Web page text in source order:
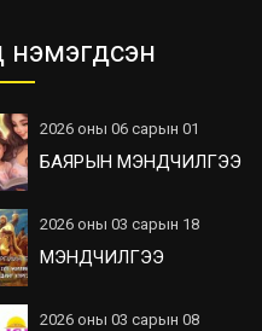
нэмэгдсэн
2026 оны 06 сарын 01
БАЯРЫН МЭНДЧИЛГЭЭ
2026 оны 03 сарын 18
МЭНДЧИЛГЭЭ
2026 оны 03 сарын 08